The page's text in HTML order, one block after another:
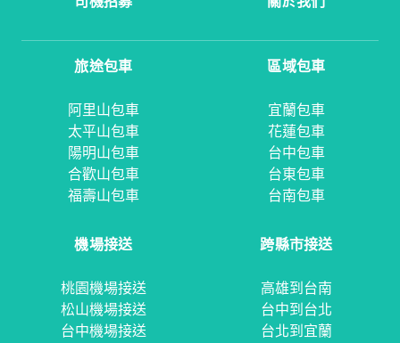
旅途包車
阿里山包車
太平山包車
陽明山包車
合歡山包車
福壽山包車
區域包車
宜蘭包車
花蓮包車
台中包車
台東包車
台南包車
機場接送
桃園機場接送
松山機場接送
台中機場接送
跨縣市接送
高雄到台南
台中到台北
台北到宜蘭